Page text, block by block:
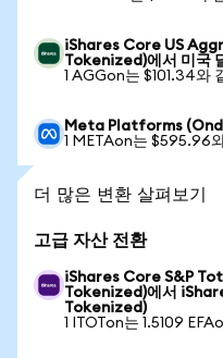
iShares Core US
Tokenized)에서 미국
1 AGGon는 $101.34와
Meta Platforms
1 METAon는 $595.96
더 많은 변환 살펴보기
고급 자산 전환
iShares Core S&P
Tokenized)에서
Tokenized)
1 ITOTon는 1.5109